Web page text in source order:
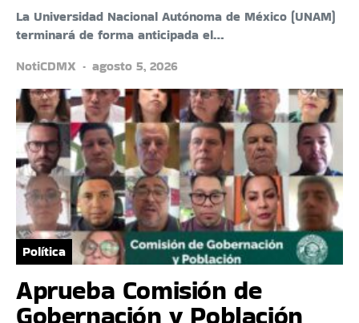
La Universidad Nacional Autónoma de México (UNAM)
terminará de forma anticipada el…
NotiCDMX
agosto 5, 2026
Política
Aprueba Comisión de
Gobernación y Población